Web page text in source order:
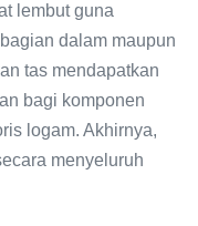
lembut guna
dalam maupun
tas mendapatkan
bagi komponen
logam. Akhirnya,
menyeluruh